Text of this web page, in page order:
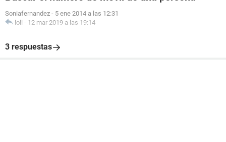
Soniafernandez - 5 ene 2014 a las 12:31
loli - 12 mar 2019 a las 19:14
3 respuestas